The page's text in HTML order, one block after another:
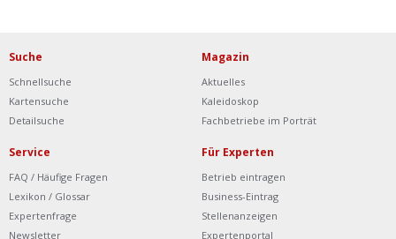
Suche
Schnellsuche
Kartensuche
Detailsuche
Magazin
Aktuelles
Kaleidoskop
Fachbetriebe im Porträt
Service
FAQ / Häufige Fragen
Lexikon / Glossar
Expertenfrage
Newsletter
Für Experten
Betrieb eintragen
Business-Eintrag
Stellenanzeigen
Expertenportal